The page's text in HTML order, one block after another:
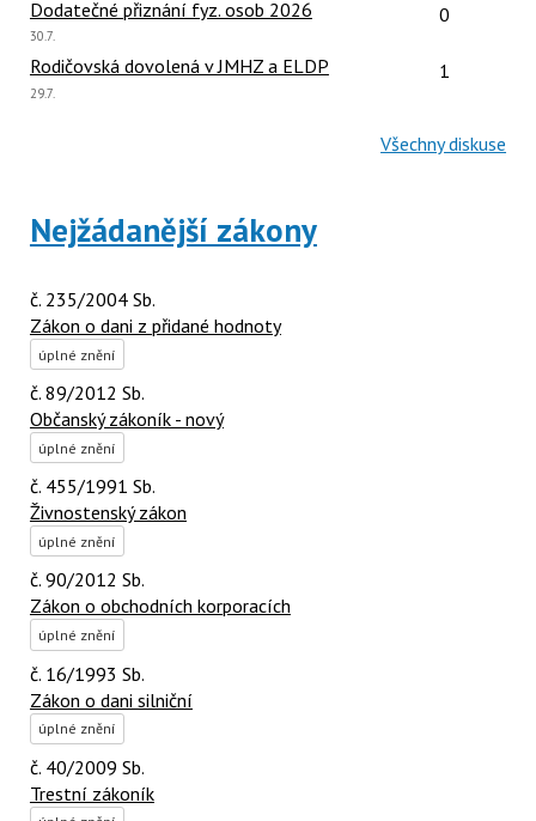
Dodatečné přiznání fyz. osob 2026 Počet
0
Poslední
30.7.
Rodičovská dovolená v JMHZ a ELDP Počet
1
Poslední
29.7.
Všechny diskuse
Nejžádanější zákony
č. 235/2004 Sb.
Zákon o dani z přidané hodnoty
úplné znění
č. 89/2012 Sb.
Občanský zákoník - nový
úplné znění
č. 455/1991 Sb.
Živnostenský zákon
úplné znění
č. 90/2012 Sb.
Zákon o obchodních korporacích
úplné znění
č. 16/1993 Sb.
Zákon o dani silniční
úplné znění
č. 40/2009 Sb.
Trestní zákoník